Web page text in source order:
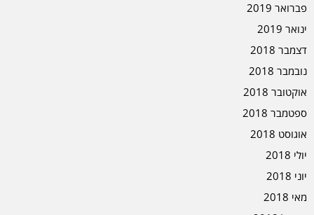
פברואר 2019
ינואר 2019
דצמבר 2018
נובמבר 2018
אוקטובר 2018
ספטמבר 2018
אוגוסט 2018
יולי 2018
יוני 2018
מאי 2018